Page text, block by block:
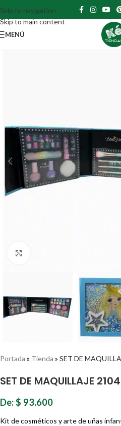
Skip to navigation
Skip to main content
MENÚ
Portada » Tienda » SET DE
SET DE MAQUILLAJE
De:$ 93.600
Kit de cosméticos y arte de uñas